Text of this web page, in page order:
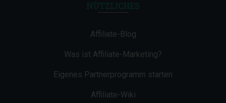
Affiliate-Blog
Was ist Affiliate-Marketing?
Eigenes Partnerprogramm starten
Affiliate-Wiki